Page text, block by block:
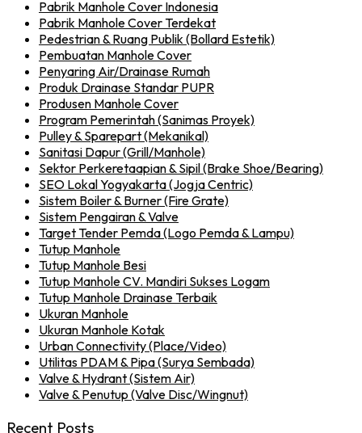
Pabrik Manhole Cover Indonesia
Pabrik Manhole Cover Terdekat
Pedestrian & Ruang Publik (Bollard Estetik)
Pembuatan Manhole Cover
Penyaring Air/Drainase Rumah
Produk Drainase Standar PUPR
Produsen Manhole Cover
Program Pemerintah (Sanimas Proyek)
Pulley & Sparepart (Mekanikal)
Sanitasi Dapur (Grill/Manhole)
Sektor Perkeretaapian & Sipil (Brake Shoe/Bearing)
SEO Lokal Yogyakarta (Jogja Centric)
Sistem Boiler & Burner (Fire Grate)
Sistem Pengairan & Valve
Target Tender Pemda (Logo Pemda & Lampu)
Tutup Manhole
Tutup Manhole Besi
Tutup Manhole CV. Mandiri Sukses Logam
Tutup Manhole Drainase Terbaik
Ukuran Manhole
Ukuran Manhole Kotak
Urban Connectivity (Place/Video)
Utilitas PDAM & Pipa (Surya Sembada)
Valve & Hydrant (Sistem Air)
Valve & Penutup (Valve Disc/Wingnut)
Recent Posts